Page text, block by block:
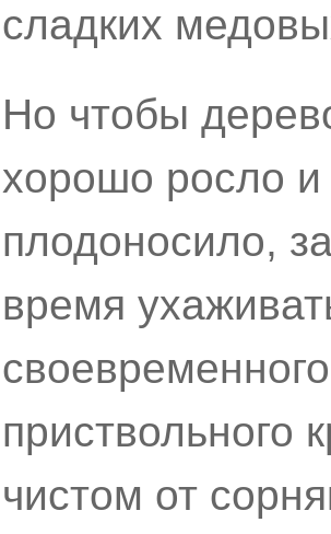
сладких
Но чтобы
хорошо росло и
плодоносило,
время
приствольного
чистом от